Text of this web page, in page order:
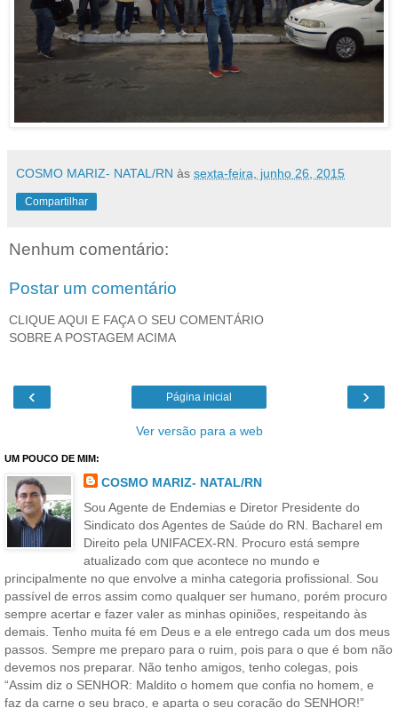
COSMO MARIZ- NATAL/RN às sexta-feira, junho 26, 2015
Compartilhar
Nenhum comentário:
Postar um comentário
CLIQUE AQUI E FAÇA O SEU COMENTÁRIO
SOBRE A POSTAGEM ACIMA
‹ ›
Página inicial
Ver versão para a web
UM POUCO DE MIM:
COSMO MARIZ- NATAL/RN
Sou Agente de Endemias e Diretor Presidente do
Sindicato dos Agentes de Saúde do RN. Bacharel em
Direito pela UNIFACEX-RN. Procuro está sempre
atualizado com que acontece no mundo e
principalmente no que envolve a minha categoria profissional. Sou
passível de erros assim como qualquer ser humano, porém procuro
sempre acertar e fazer valer as minhas opiniões, respeitando às
demais. Tenho muita fé em Deus e a ele entrego cada um dos meus
passos. Sempre me preparo para o ruim, pois para o que é bom não
devemos nos preparar. Não tenho amigos, tenho colegas, pois
“Assim diz o SENHOR: Maldito o homem que confia no homem, e
faz da carne o seu braço, e aparta o seu coração do SENHOR!”